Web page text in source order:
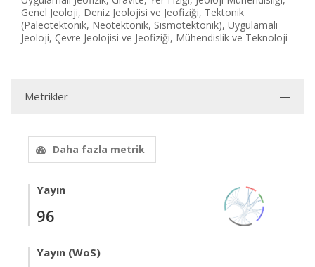
Genel Jeoloji, Deniz Jeolojisi ve Jeofiziği, Tektonik
(Paleotektonik, Neotektonik, Sismotektonik), Uygulamalı
Jeoloji, Çevre Jeolojisi ve Jeofiziği, Mühendislik ve Teknoloji
Metrikler
Daha fazla metrik
Yayın
96
Yayın (WoS)